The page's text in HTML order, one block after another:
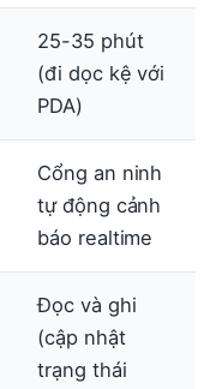
25-35 phút
(đi dọc kệ với
PDA)
Cổng an ninh
tự động cảnh
báo realtime
Đọc và ghi
(cập nhật
trạng thái